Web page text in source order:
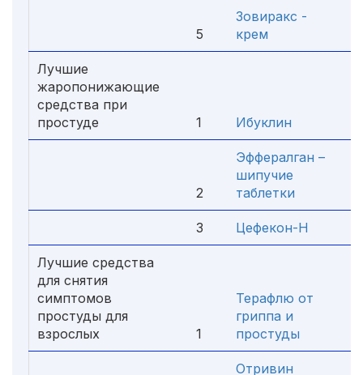
5
Зовиракс -
крем
Лучшие
жаропонижающие
средства при
простуде
1 Ибуклин
2
Эффералган –
шипучие
таблетки
3 Цефекон-Н
Лучшие средства
для снятия
симптомов
простуды для
взрослых
1
Терафлю от
гриппа и
простуды
Отривин